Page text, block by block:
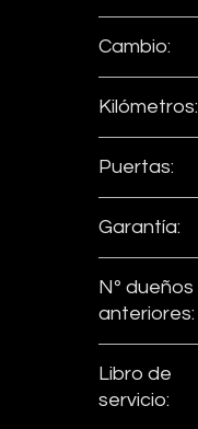
Cambio:
Kilómetros:
Puertas:
Garantía:
Nº dueños
anteriores:
Libro de
servicio: